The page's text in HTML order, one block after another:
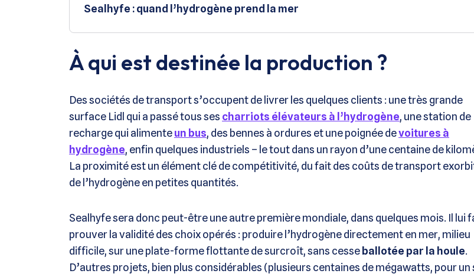
Sealhyfe : quand l’hydrogène prend la mer
À qui est destinée la production ?
Des sociétés de transport s’occupent de livrer les quelques clients : une très grande
surface Lidl qui a passé tous ses charriots élévateurs à l’hydrogène, une station de
recharge qui alimenteun bus, des bennes à ordures et une poignée devoitures à
hydrogène, enfin quelques industriels – le tout dans un rayon d’une centaine de
La proximité est un élément clé de compétitivité, du fait des coûts de transport
de l’hydrogène en petites quantités.
Sealhyfe sera donc peut-être une autre première mondiale, dans quelques mois. Il lui
prouver la validité des choix opérés : produire l’hydrogène directement en mer, milieu
difficile, sur une plate-forme flottante de surcroît, sans cesse ballotée par la houle.
D’autres projets, bien plus considérables (plusieurs centaines de mégawatts, pour un